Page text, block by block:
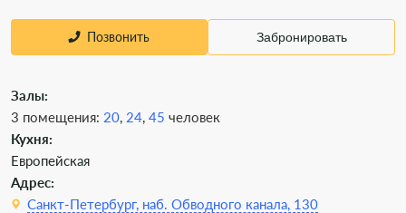
Позвонить Забронировать
Залы:
3 помещения: 20, 24, 45 человек
Кухня:
Европейская
Адрес:
Санкт-Петербург, наб. Обводного канала, 130